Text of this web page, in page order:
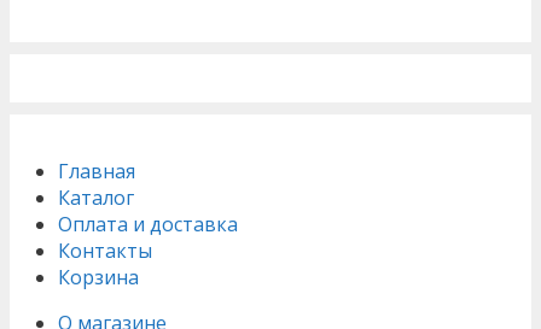
Главная
Каталог
Оплата и доставка
Контакты
Корзина
О магазине